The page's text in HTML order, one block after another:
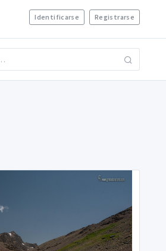
Identificarse Registrarse